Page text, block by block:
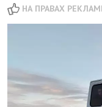
НА ПРАВАХ